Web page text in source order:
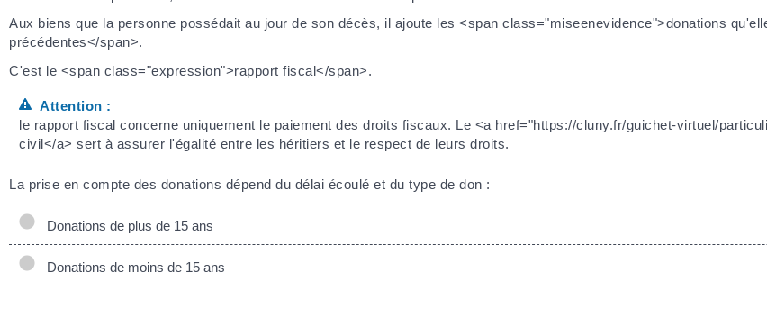
Aux biens que la personne possédait au jour de son décès, il ajoute les <span class="miseenevidence">donations
précédentes</span>.
C'est le <span class="expression">rapport fiscal</span>.
Attention :
le rapport fiscal concerne uniquement le paiement des droits fiscaux. Le <a href="https://cluny.fr/guichet-virtuel/
civil</a> sert à assurer l'égalité entre les héritiers et le respect de leurs droits.
La prise en compte des donations dépend du délai écoulé et du type de don :
Donations de plus de 15 ans
Donations de moins de 15 ans